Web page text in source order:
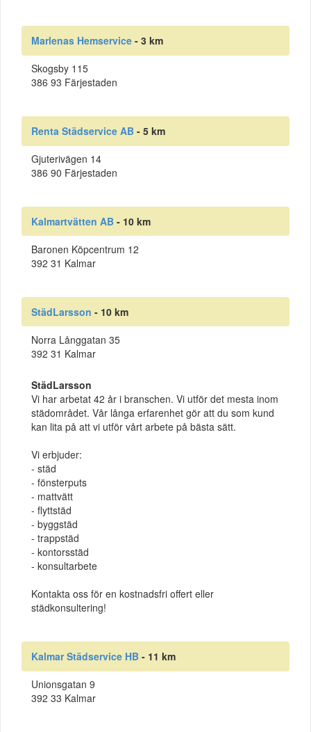
Marlenas Hemservice - 3 km
Skogsby 115
386 93 Färjestaden
Renta Städservice AB - 5 km
Gjuterivägen 14
386 90 Färjestaden
Kalmartvätten AB - 10 km
Baronen Köpcentrum 12
392 31 Kalmar
StädLarsson - 10 km
Norra Långgatan 35
392 31 Kalmar
StädLarsson
Vi har arbetat 42 år i branschen. Vi utför det mesta inom
städområdet. Vår långa erfarenhet gör att du som kund
kan lita på att vi utför vårt arbete på bästa sätt.
Vi erbjuder:
- städ
- fönsterputs
- mattvätt
- flyttstäd
- byggstäd
- trappstäd
- kontorsstäd
- konsultarbete
Kontakta oss för en kostnadsfri offert eller
städkonsultering!
Kalmar Städservice HB - 11 km
Unionsgatan 9
392 33 Kalmar